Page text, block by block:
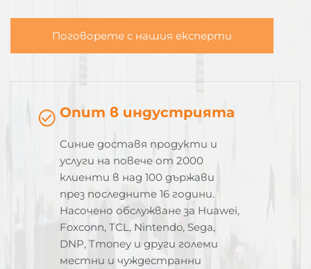
Поговорете с нашия експерти
Опит в индустрията
Синие доставя продукти и
услуги на повече от 2000
клиенти в над 100 държави
през последните 16 години.
Насочено обслужване за Huawei,
Foxconn, TCL, Nintendo, Sega,
DNP, Tmoney и други големи
местни и чуждестранни